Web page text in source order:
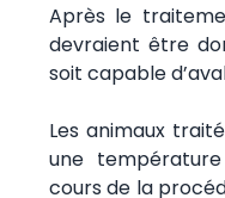
Après le
devraient être
soit capable
Les animaux
une
cours de la